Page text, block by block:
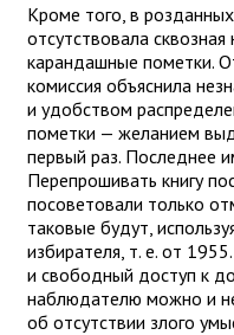
Кроме того, в
отсутствовала
карандашные пометки.
комиссия объяснила
и удобством
пометки — желанием
первый раз. Последнее
Перепрошивать книгу
посоветовали только
таковые будут,
избирателя, т. е. от
и свободный доступ к
наблюдателю можно и
об отсутствии злого